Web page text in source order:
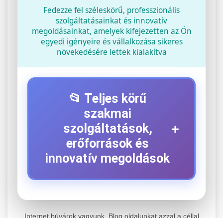
Fedezze fel széleskörű, professzionális
szolgáltatásainkat és innovatív
megoldásainkat, amelyek kifejezetten az Ön
egyedi igényeire és vállalkozása sikeres
növekedésére lettek kialakítva
📂 Teljes körű
szakmai
szolgáltatások,
erőforrások és
innovatív megoldások
+
+
Internet búvárok vagyunk. Blog oldalunkat azzal a céllal